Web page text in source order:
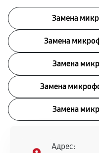
Замена
Замена
Замена
Замена
Замена
Адрес: